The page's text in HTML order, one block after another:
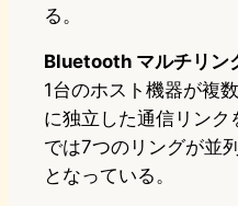
る。
Bluetooth マルチリン
1台のホスト機器が複
に独立した通信リンク
では7つのリングが並
となっている。